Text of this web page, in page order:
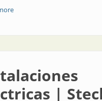
about En cuarentena, avanza
|